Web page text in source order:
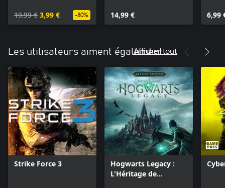
19,99 € 3,99 € -80% 14,99 € 6,99
Les utilisateurs aiment également
Afficher tout
Strike Force 3
Hogwarts Legacy :
L'Héritage de